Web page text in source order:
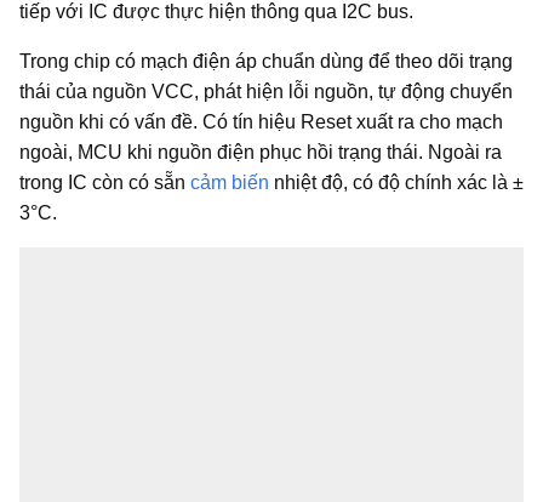
tiếp với IC được thực hiện thông qua I2C bus.
Trong chip có mạch điện áp chuẩn dùng để theo dõi trạng
thái của nguồn VCC, phát hiện lỗi nguồn, tự động chuyển
nguồn khi có vấn đề. Có tín hiệu Reset xuất ra cho mạch
ngoài, MCU khi nguồn điện phục hồi trạng thái. Ngoài ra
trong IC còn có sẵn cảm biến nhiệt độ, có độ chính xác là ±
3°C.